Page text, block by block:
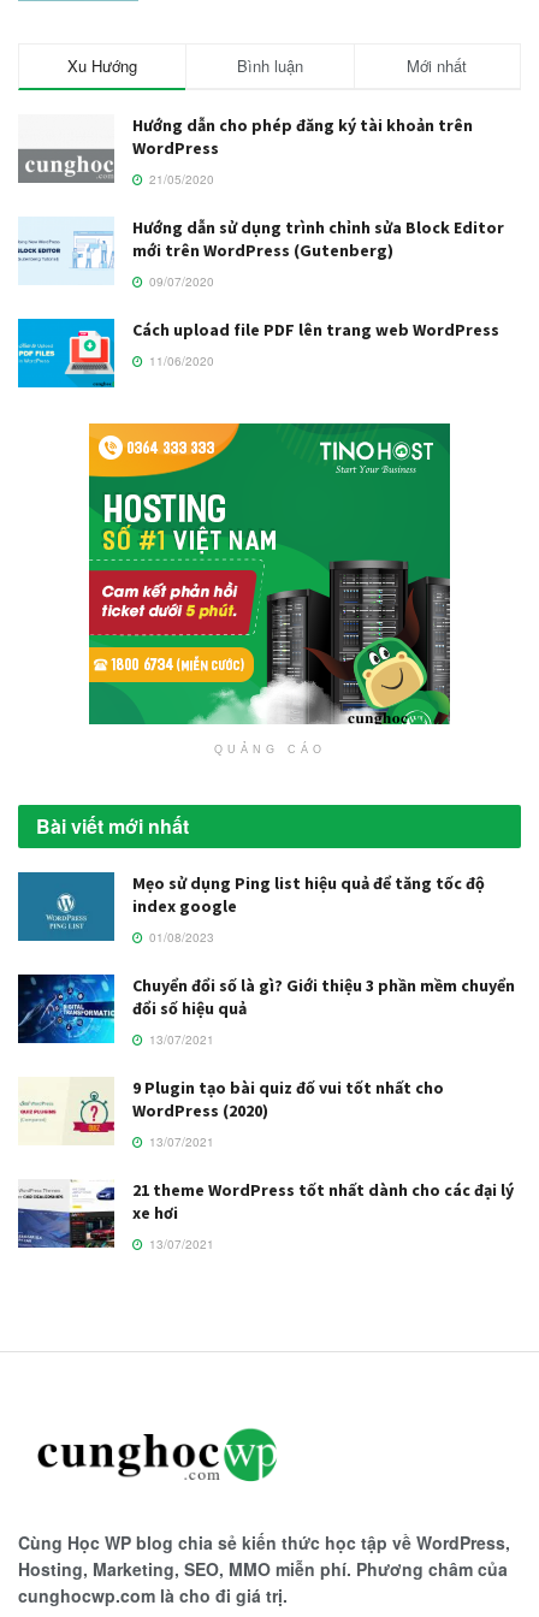
Xu Hướng Bình luận Mới nhất
Hướng dẫn cho phép đăng ký tài khoản trên
WordPress
21/05/2020
Hướng dẫn sử dụng trình chỉnh sửa Block Editor
mới trên WordPress (Gutenberg)
09/07/2020
Cách upload file PDF lên trang web WordPress
11/06/2020
QUẢNG CÁO
Bài viết mới nhất
Mẹo sử dụng Ping list hiệu quả để tăng tốc độ
index google
01/08/2023
Chuyển đổi số là gì? Giới thiệu 3 phần mềm chuyển
đổi số hiệu quả
13/07/2021
9 Plugin tạo bài quiz đố vui tốt nhất cho
WordPress (2020)
13/07/2021
21 theme WordPress tốt nhất dành cho các đại lý
xe hơi
13/07/2021
Cùng Học WP blog chia sẻ kiến thức học tập về WordPress,
Hosting, Marketing, SEO, MMO miễn phí. Phương châm của
cunghocwp.com là cho đi giá trị.